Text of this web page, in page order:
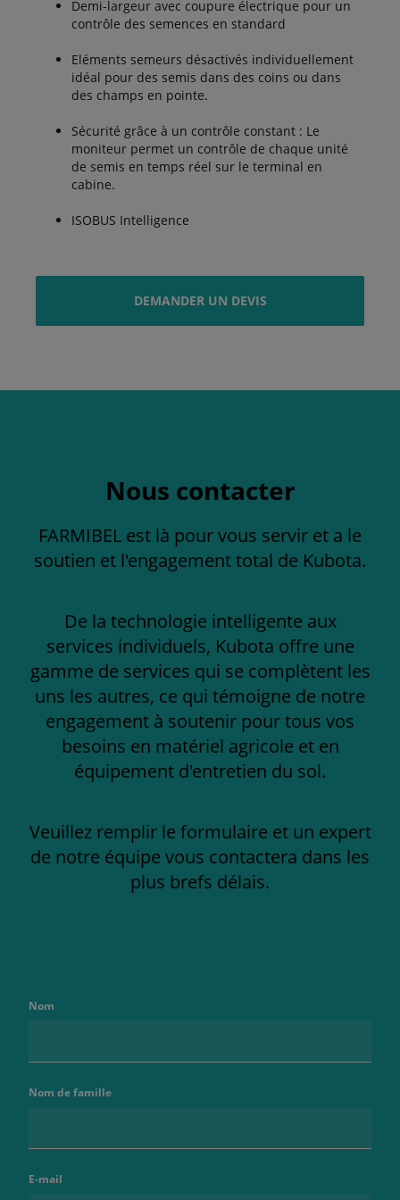
Demi-largeur avec coupure électrique pour un
contrôle des semences en standard
Eléments semeurs désactivés individuellement
idéal pour des semis dans des coins ou dans
des champs en pointe.
Sécurité grâce à un contrôle constant : Le
moniteur permet un contrôle de chaque unité
de semis en temps réel sur le terminal en
cabine.
ISOBUS Intelligence
DEMANDER UN DEVIS
Nous contacter
FARMIBEL est là pour vous servir et a le
soutien et l'engagement total de Kubota.
De la technologie intelligente aux
services individuels, Kubota offre une
gamme de services qui se complètent les
uns les autres, ce qui témoigne de notre
engagement à soutenir pour tous vos
besoins en matériel agricole et en
équipement d'entretien du sol.
Veuillez remplir le formulaire et un expert
de notre équipe vous contactera dans les
plus brefs délais.
Nom
Nom de famille
E-mail